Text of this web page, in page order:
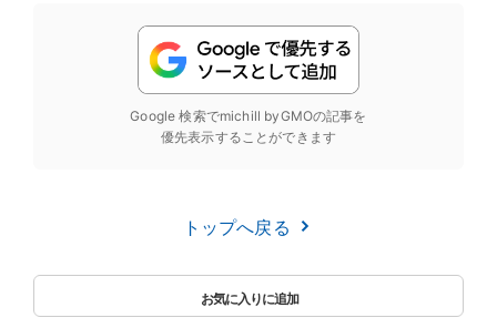
Google 検索でmichill byGMOの記事を
優先表示することができます
トップへ戻る